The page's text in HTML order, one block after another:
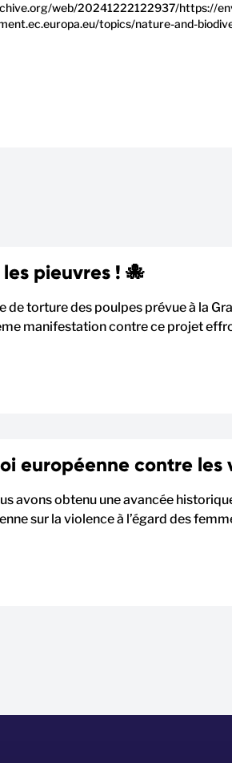
web/20241222122937/https://
topics/nature-and-
pieuvres ! 🐙
de torture des poulpes prévue à la
manifestation contre ce projet
européenne contre
avons obtenu une avancée
sur la violence à l’égard des